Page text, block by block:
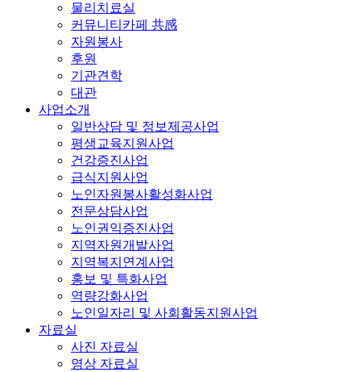
물리치료실
커뮤니티카페 共感
자원봉사
후원
기관견학
대관
사업소개
일반상담 및 정보제공사업
평생교육지원사업
건강증진사업
급식지원사업
노인자원봉사활성화사업
전문상담사업
노인권익증진사업
지역자원개발사업
지역복지연계사업
홍보 및 특화사업
역량강화사업
노인일자리 및 사회활동지원사업
자료실
사진 자료실
영상 자료실